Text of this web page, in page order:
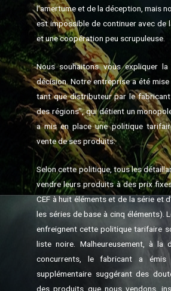
l’amertume et de la déception, mais
est impossible de continuer avec de
et une coopération peu scrupuleuse.
Nous souhaitons vous expliquer
décision. Notre entreprise a été
tant que distributeur par le fabricant
des régions”, qui détient un
a mis en place une politique
vente de ses produits.
Selon cette politique, tous les
vendre leurs produits à des prix
CEF à huit éléments et de la série et
les séries de base à cinq éléments).
enfreignent cette politique tarifaire
liste noire. Malheureusement, à la
concurrents, le fabricant a émis
supplémentaire suggérant des
des produits que nous vendons,